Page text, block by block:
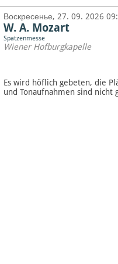
Воскресенье, 27. 09. 2026
W. A. Mozart
Spatzenmesse
Wiener Hofburgkapelle
Es wird höflich gebeten, die
und Tonaufnahmen sind nicht